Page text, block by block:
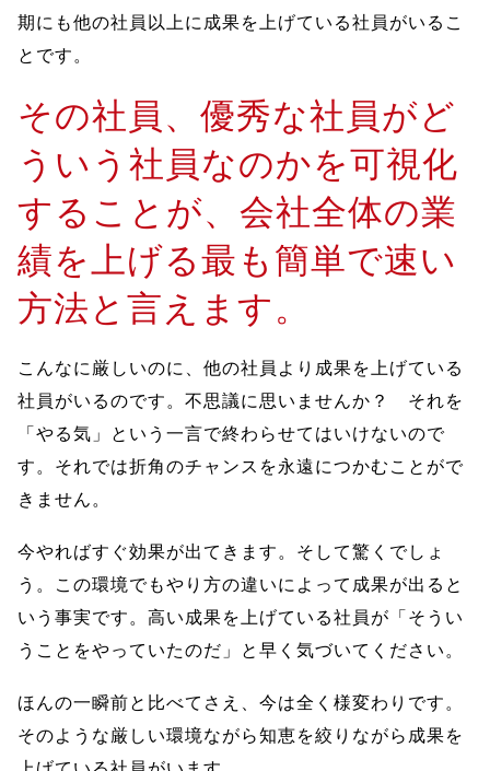
期にも他の社員以上に成果を上げている社員がいるこ
とです。
その社員、優秀な社員がど
ういう社員なのかを可視化
することが、会社全体の業
績を上げる最も簡単で速い
方法と言えます。
こんなに厳しいのに、他の社員より成果を上げている
社員がいるのです。不思議に思いませんか？ それを
「やる気」という一言で終わらせてはいけないので
す。それでは折角のチャンスを永遠につかむことがで
きません。
今やればすぐ効果が出てきます。そして驚くでしょ
う。この環境でもやり方の違いによって成果が出ると
いう事実です。高い成果を上げている社員が「そうい
うことをやっていたのだ」と早く気づいてください。
ほんの一瞬前と比べてさえ、今は全く様変わりです。
そのような厳しい環境ながら知恵を絞りながら成果を